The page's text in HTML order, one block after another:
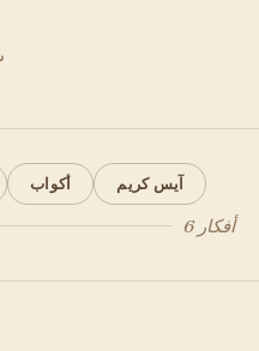
أكواب آيس كريم
6 أفكار